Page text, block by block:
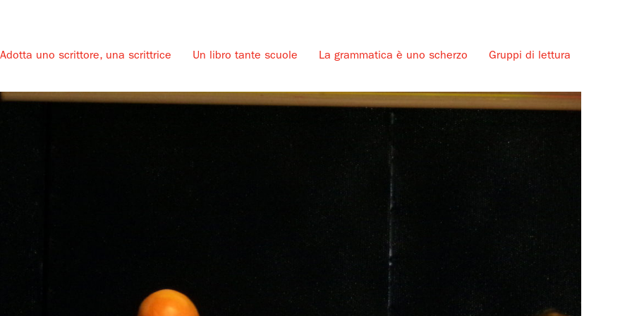
Adotta uno scrittore, una scrittrice Un libro tante scuole La grammatica è uno scherzo Gruppi di lettura